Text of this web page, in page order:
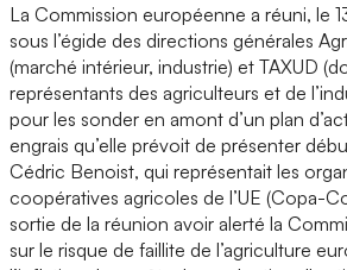
La Commission européenne a réuni, le
sous l’égide des directions générales
(marché intérieur, industrie) et TAXUD
représentants des agriculteurs et de
pour les sonder en amont d’un plan
engrais qu’elle prévoit de présenter
Cédric Benoist, qui représentait les
coopératives agricoles de l’UE (Copa-
sortie de la réunion avoir alerté la
sur le risque de faillite de l’agriculture